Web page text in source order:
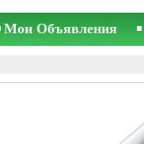
Мои Объявления